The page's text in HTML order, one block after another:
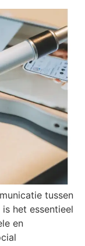
tussen
het essentieel
en